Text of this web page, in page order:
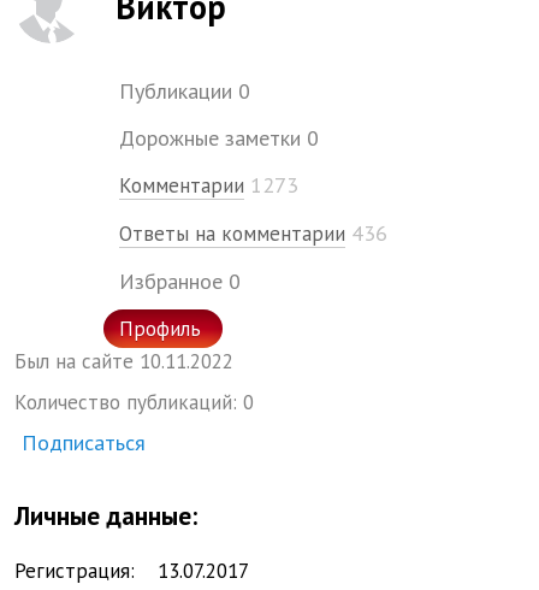
Публикации 0
Дорожные заметки 0
Комментарии 1273
Ответы на комментарии 436
Избранное 0
Профиль
Был на сайте 10.11.2022
Количество публикаций: 0
Подписаться
Личные данные:
Регистрация: 13.07.2017